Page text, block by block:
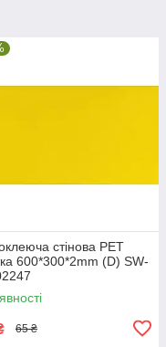
стінова PET
600*300*2mm (D) SW-
65 ₴